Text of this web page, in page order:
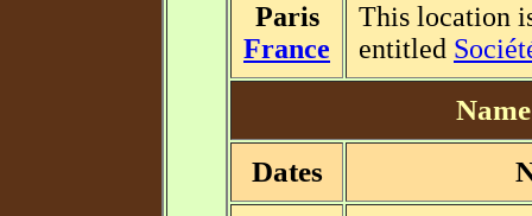
Paris
France
This location
entitled
Dates